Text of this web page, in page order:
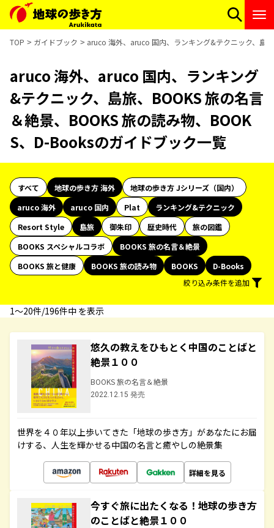
TOP ガイドブック aruco 海外、aruco 国内、ランキング&テクニック、島
aruco 海外、aruco 国内、ランキング
&テクニック、島旅、BOOKS 旅の名言
＆絶景、BOOKS 旅の読み物、BOOK
S、D-Booksのガイドブック一覧
すべて 地球の歩き方 海外
地球の歩き方 Jシリーズ（国内）
aruco 海外
aruco 国内 Plat
ランキング&テクニック
Resort Style
島旅 御朱印 歴史時代
旅の図鑑
BOOKS スペシャルコラボ
BOOKS 旅の名言＆絶景
BOOKS 旅と健康
BOOKS 旅の読み物 BOOKS
D-Books
絞り込み条件を追加
1〜20件/196件中 を表示
悠久の教えをひもとく中国のことばと
絶景１００
BOOKS 旅の名言＆絶景
2022.12.15 発売
世界を４０年以上歩いてきた「地球の歩き方」があなたにお届
けする、人生を輝かせる中国の名言と癒やしの絶景集
詳細を見る
今すぐ旅に出たくなる！地球の歩き方
のことばと絶景１００